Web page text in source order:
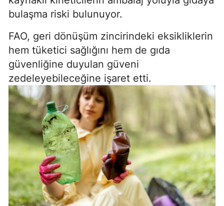
bulaşma riski bulunuyor.
FAO, geri dönüşüm zincirindeki eksikliklerin
hem tüketici sağlığını hem de gıda
güvenliğine duyulan güveni
zedeleyebileceğine işaret etti.